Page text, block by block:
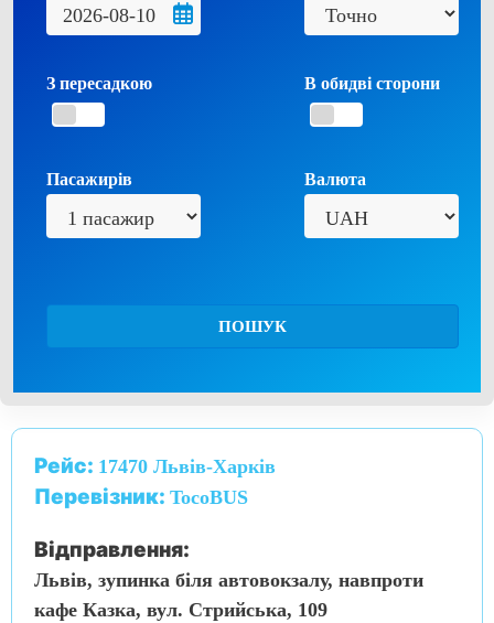
З пересадкою В обидві сторони
Пасажирів Валюта
ПОШУК
Рейс: 17470 Львів-Харків
Перевізник: TocoBUS
Відправлення:
Львів, зупинка біля автовокзалу, навпроти
кафе Казка, вул. Стрийська, 109